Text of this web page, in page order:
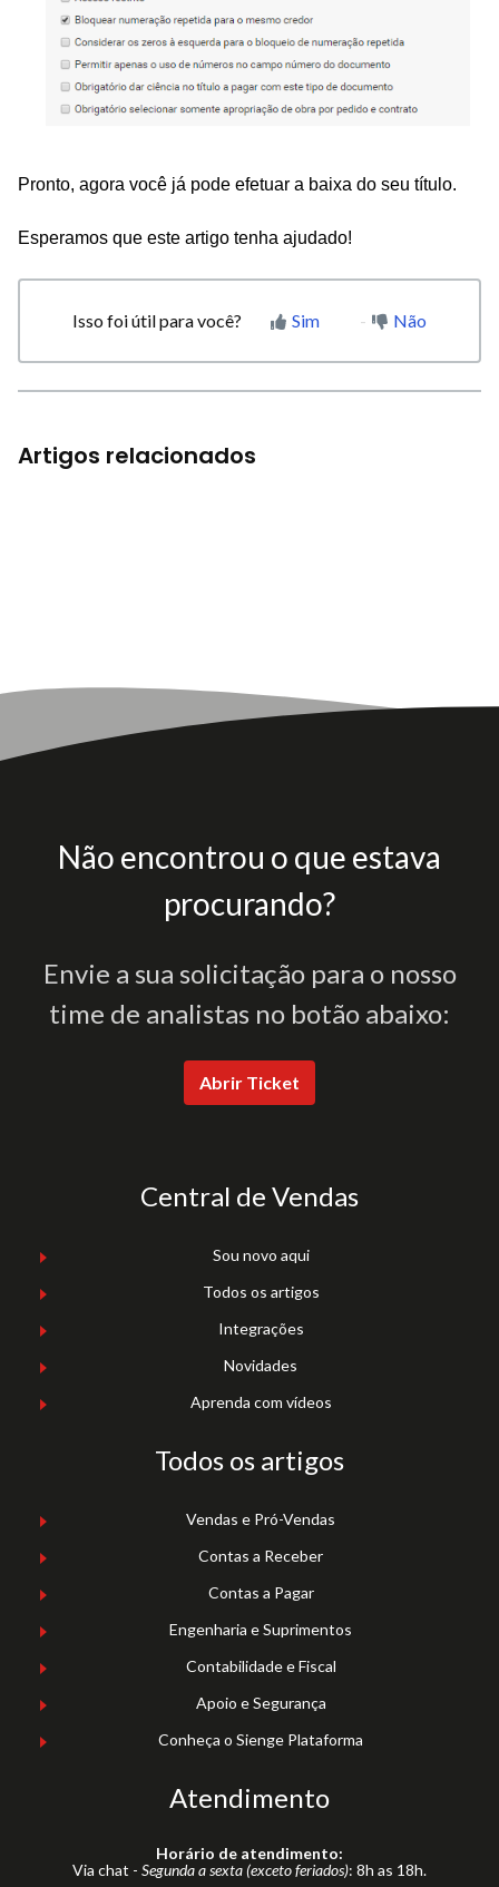
Pronto, agora você já pode efetuar a baixa do seu título.
Esperamos que este artigo tenha ajudado!
Isso foi útil para você? Sim Não
Artigos relacionados
Não encontrou o que estava
procurando?
Envie a sua solicitação para o nosso
time de analistas no botão abaixo:
Abrir Ticket
Central de Vendas
Sou novo aqui
Todos os artigos
Integrações
Novidades
Aprenda com vídeos
Todos os artigos
Vendas e Pró-Vendas
Contas a Receber
Contas a Pagar
Engenharia e Suprimentos
Contabilidade e Fiscal
Apoio e Segurança
Conheça o Sienge Plataforma
Atendimento
Horário de atendimento:
Via chat - Segunda a sexta (exceto feriados): 8h as 18h.